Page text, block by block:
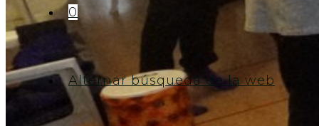
0
Alternar búsqueda de la web